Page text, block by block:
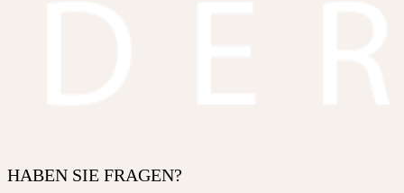
HABEN SIE FRAGEN?